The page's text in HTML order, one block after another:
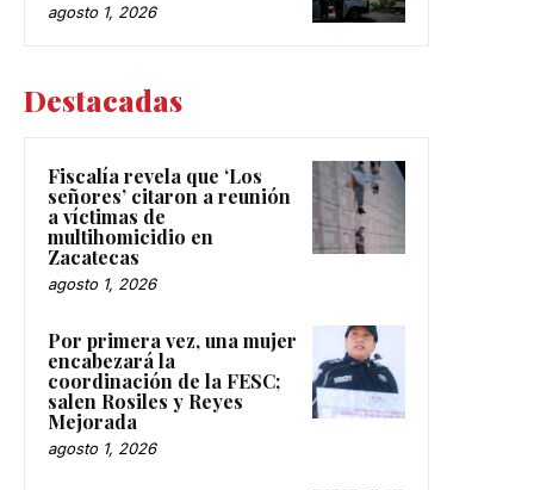
agosto 1, 2026
Destacadas
Fiscalía revela que ‘Los
señores’ citaron a reunión
a víctimas de
multihomicidio en
Zacatecas
agosto 1, 2026
Por primera vez, una mujer
encabezará la
coordinación de la FESC;
salen Rosiles y Reyes
Mejorada
agosto 1, 2026